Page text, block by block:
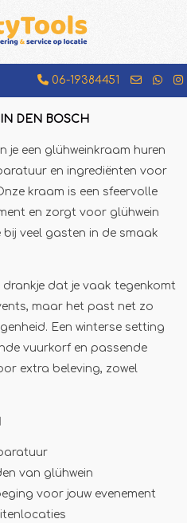
06-19384451
DEN BOSCH
je een glühweinkraam huren
en ingrediënten voor
kraam is een sfeervolle
en zorgt voor glühwein
veel gasten in de smaak
drankje dat je vaak tegenkomt
maar het past net zo
Een winterse setting
vuurkorf en passende
extra beleving, zowel
van glühwein
voor jouw evenement